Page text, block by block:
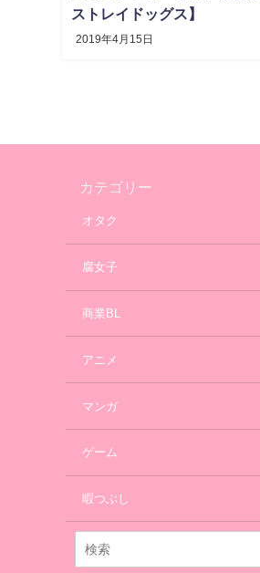
ストレイドッグス】
2019年4月15日
カテゴリー
オタク
腐女子
商業BL
アニメ
マンガ
ゲーム
暇つぶし